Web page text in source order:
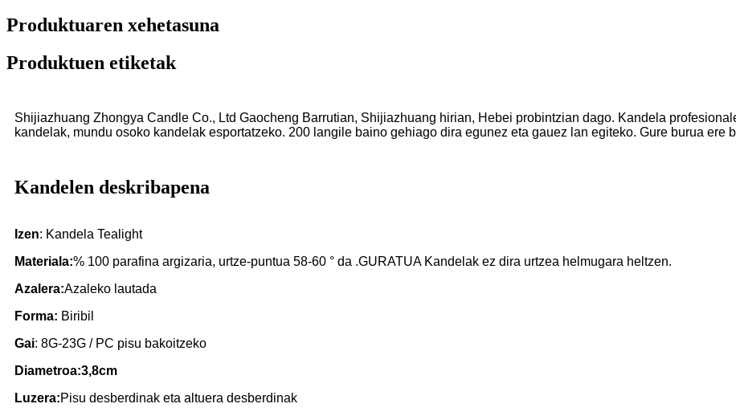
Produktuaren xehetasuna
Produktuen etiketak
Shijiazhuang Zhongya Candle Co., Ltd Gaocheng Barrutian, Shijiazhuang hirian, Hebei probintzian dago. Kandela
kandelak, mundu osoko kandelak esportatzeko. 200 langile baino gehiago dira egunez eta gauez lan egiteko. Gure burua ere
Kandelen deskribapena
Izen: Kandela Tealight
Materiala:% 100 parafina argizaria, urtze-puntua 58-60 ° da .GURATUA Kandelak ez dira urtzea helmugara heltzen.
Azalera:Azaleko lautada
Forma: Biribil
Gai: 8G-23G / PC pisu bakoitzeko
Diametroa:3,8cm
Luzera:Pisu desberdinak eta altuera desberdinak